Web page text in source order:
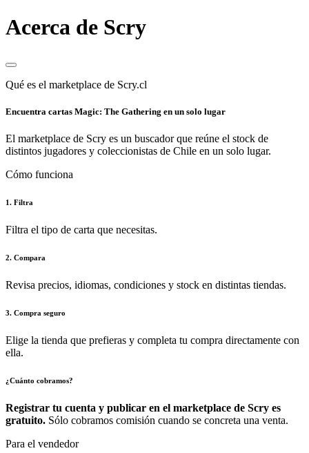
Acerca de Scry
Qué es el marketplace de Scry.cl
Encuentra cartas Magic: The Gathering en un solo lugar
El marketplace de Scry es un buscador que reúne el stock de
distintos jugadores y coleccionistas de Chile en un solo lugar.
Cómo funciona
1. Filtra
Filtra el tipo de carta que necesitas.
2. Compara
Revisa precios, idiomas, condiciones y stock en distintas tiendas.
3. Compra seguro
Elige la tienda que prefieras y completa tu compra directamente con
ella.
¿Cuánto cobramos?
Registrar tu cuenta y publicar en el marketplace de Scry es
gratuito. Sólo cobramos comisión cuando se concreta una venta.
Para el vendedor